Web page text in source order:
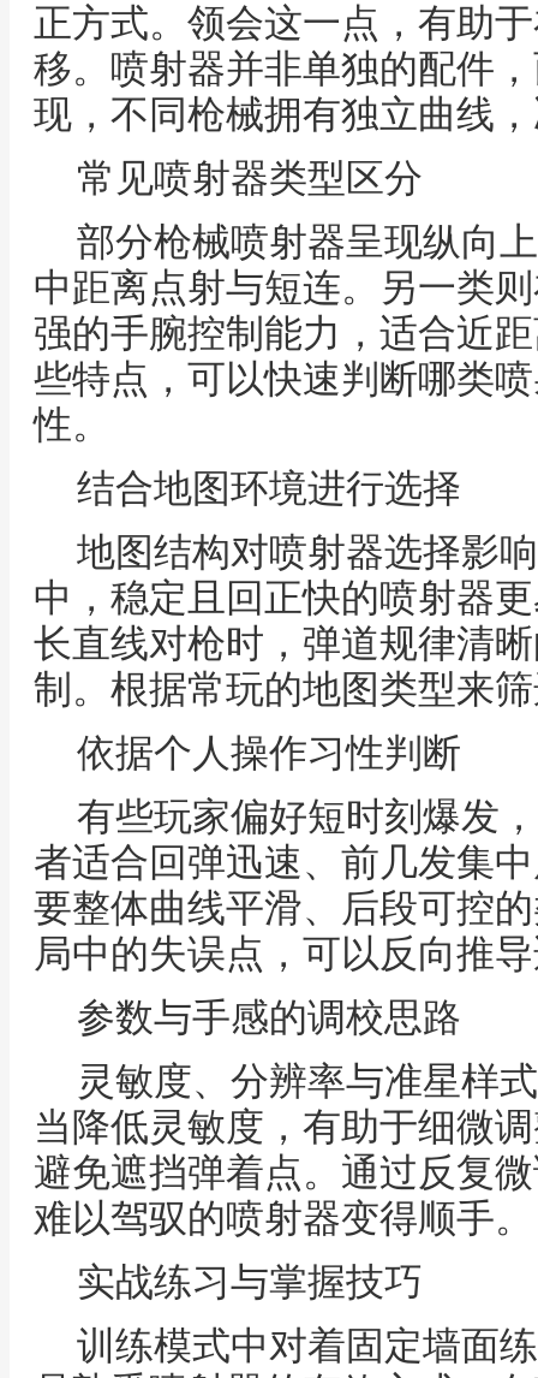
正方式。领会这一点，有助
移。喷射器并非单独的配件
现，不同枪械拥有独立曲线
常见喷射器类型区分
部分枪械喷射器呈现纵向
中距离点射与短连。另一类
强的手腕控制能力，适合近
些特点，可以快速判断哪类
性。
结合地图环境进行选择
地图结构对喷射器选择影
中，稳定且回正快的喷射器
长直线对枪时，弹道规律清
制。根据常玩的地图类型来
依据个人操作习性判断
有些玩家偏好短时刻爆发
者适合回弹迅速、前几发集
要整体曲线平滑、后段可控
局中的失误点，可以反向推
参数与手感的调校思路
灵敏度、分辨率与准星样
当降低灵敏度，有助于细微
避免遮挡弹着点。通过反复
难以驾驭的喷射器变得顺手。
实战练习与掌握技巧
训练模式中对着固定墙面